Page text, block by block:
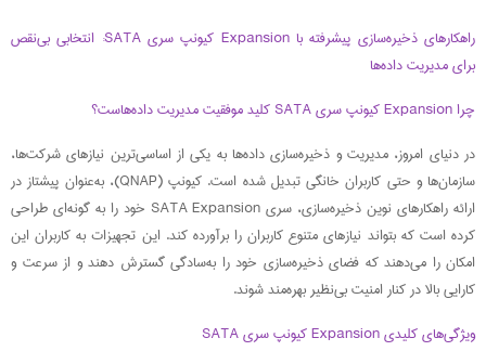
راهکارهای ذخیره‌سازی پیشرفته با Expansion کیونپ سری SATA: انتخابی بی‌نقص
برای مدیریت داده‌ها
چرا Expansion کیونپ سری SATA کلید موفقیت مدیریت داده‌هاست؟
در دنیای امروز، مدیریت و ذخیره‌سازی داده‌ها به یکی از اساسی‌ترین نیازهای شرکت‌ها،
سازمان‌ها و حتی کاربران خانگی تبدیل شده است. کیونپ (QNAP)، به‌عنوان پیشتاز در
ارائه راهکارهای نوین ذخیره‌سازی، سری SATA Expansion خود را به گونه‌ای طراحی
کرده است که بتواند نیازهای متنوع کاربران را برآورده کند. این تجهیزات به کاربران این
امکان را می‌دهند که فضای ذخیره‌سازی خود را به‌سادگی گسترش دهند و از سرعت و
کارایی بالا در کنار امنیت بی‌نظیر بهره‌مند شوند.
ویژگی‌های کلیدی Expansion کیونپ سری SATA